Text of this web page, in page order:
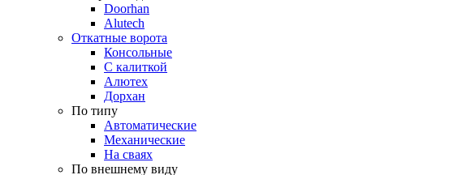
Doorhan
Alutech
Откатные ворота
Консольные
С калиткой
Алютех
Дорхан
По типу
Автоматические
Механические
На сваях
По внешнему виду